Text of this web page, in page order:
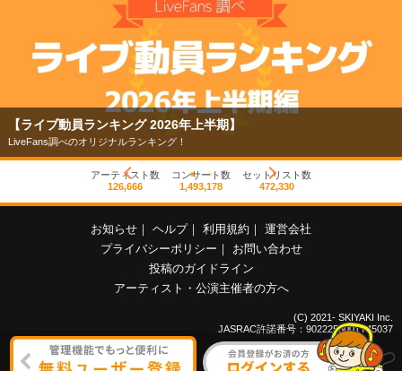
【ライブ動員ランキング 2026年上半期】
LiveFans調べのオリジナルランキング！
アーティスト数
126,666
コンサート数
1,493,178
セットリスト数
472,330
お知らせ ｜ ヘルプ｜ 利用規約 ｜ 運営会社
プライバシーポリシー ｜
お問い合わせ
投稿のガイドライン
アーティスト・公演主催者の方へ
(C) 2021- SKIYAKI Inc.
JASRAC許諾番号：9022255001Y45037